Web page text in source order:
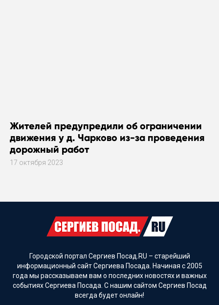
Жителей предупредили об ограничении
движения у д. Чарково из-за проведения
дорожный работ
17 октября 2023
Городской портал Сергиев Посад.RU – старейший
информационный сайт Сергиева Посада. Начиная с 2005
года мы рассказываем вам о последних новостях и важных
событиях Сергиева Посада. С нашим сайтом Сергиев Посад
всегда будет онлайн!